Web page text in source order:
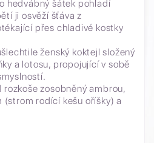
hedvábný šátek pohladí
ji osvěží šťáva z
přes chladivé kostky
ženský koktejl složený
a lotosu, propojující v sobě
zosobněný ambrou,
(strom rodící kešu oříšky) a